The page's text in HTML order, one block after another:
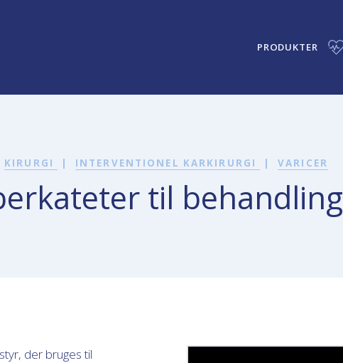
PRODUKTER
KIRURGI INTERVENTIONEL KARKIRURGI VARICER
til
der bruges til